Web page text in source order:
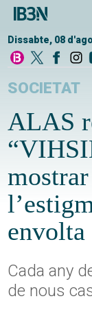
Dissabte, 08
SOCIETAT
ALAS
envolta
Cada any
de nous